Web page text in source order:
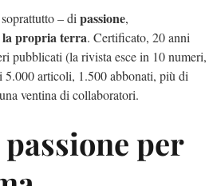
– di passione,
la propria terra. Certificato, 20 anni
pubblicati (la rivista esce in 10 numeri,
5.000 articoli, 1.500 abbonati, più di
ventina di collaboratori.
per